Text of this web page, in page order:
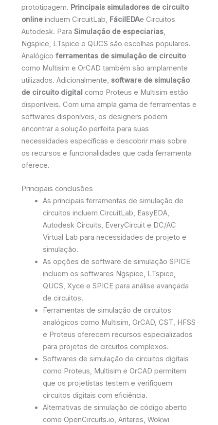
prototipagem. Principais simuladores de circuito
online incluem CircuitLab, FácilEDAe Circuitos
Autodesk. Para Simulação de especiarias,
Ngspice, LTspice e QUCS são escolhas populares.
Analógico ferramentas de simulação de circuito
como Multisim e OrCAD também são amplamente
utilizados. Adicionalmente, software de simulação
de circuito digital como Proteus e Multisim estão
disponíveis. Com uma ampla gama de ferramentas e
softwares disponíveis, os designers podem
encontrar a solução perfeita para suas
necessidades específicas e descobrir mais sobre
os recursos e funcionalidades que cada ferramenta
oferece.
Principais conclusões
As principais ferramentas de simulação de
circuitos incluem CircuitLab, EasyEDA,
Autodesk Circuits, EveryCircuit e DC/AC
Virtual Lab para necessidades de projeto e
simulação.
As opções de software de simulação SPICE
incluem os softwares Ngspice, LTspice,
QUCS, Xyce e SPICE para análise avançada
de circuitos.
Ferramentas de simulação de circuitos
analógicos como Multisim, OrCAD, CST, HFSS
e Proteus oferecem recursos especializados
para projetos de circuitos complexos.
Softwares de simulação de circuitos digitais
como Proteus, Multisim e OrCAD permitem
que os projetistas testem e verifiquem
circuitos digitais com eficiência.
Alternativas de simulação de código aberto
como OpenCircuits.io, Antares, Wokwi